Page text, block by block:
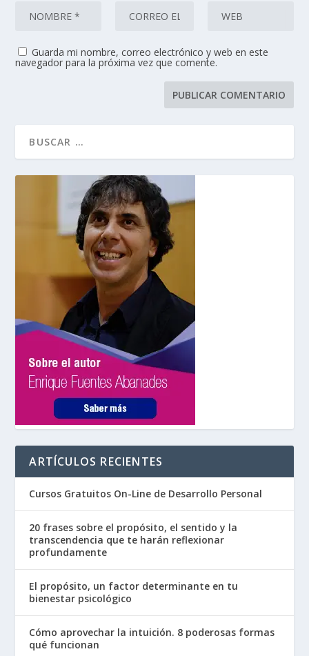
Guarda mi nombre, correo electrónico y web en este
navegador para la próxima vez que comente.
ARTÍCULOS RECIENTES
Cursos Gratuitos On-Line de Desarrollo Personal
20 frases sobre el propósito, el sentido y la
transcendencia que te harán reflexionar
profundamente
El propósito, un factor determinante en tu
bienestar psicológico
Cómo aprovechar la intuición. 8 poderosas formas
qué funcionan